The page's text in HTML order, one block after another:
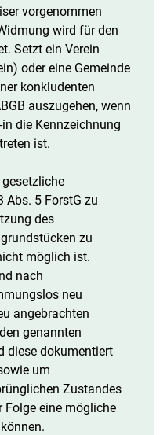
vorgenommen
wird für den
Setzt ein Verein
oder eine Gemeinde
konkludenten
auszugehen, wenn
die Kennzeichnung
ist.
Abs. 5 ForstG zu
des
zu
möglich ist.
nach
neu
angebrachten
genannten
diese dokumentiert
um
Zustandes
Folge eine mögliche